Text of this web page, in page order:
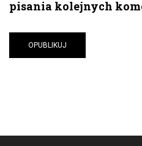
pisania kolejnych